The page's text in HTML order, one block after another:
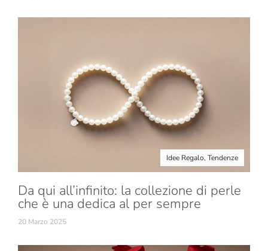
Idee Regalo, Tendenze
Da qui all’infinito: la collezione di perle
che è una dedica al per sempre
20 Marzo 2025